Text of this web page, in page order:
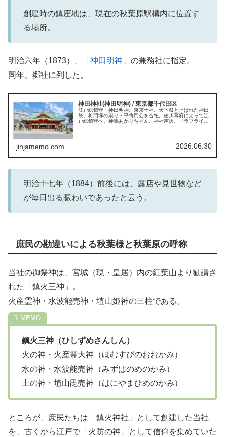
創建時の鎮座地は、現在の秋葉原駅構内に位置す
る場所。
明治六年（1873）、「 神田明神 」の兼務社に指定。
同年、郷社に列した。
神田神社(神田明神) / 東京都千代田区
江戸総鎮守・神田明神。東京十社。天下祭と呼ばれた神田
祭。将門塚の祟り・平将門公を合祀。徳川幕府によって江
戸総鎮守へ。神馬あかりちゃん。神社声援。『ラブライ
jinjamemo.com 2026.06.30
明治十七年（1884）前後には、露店や見世物など
が毎日出る賑わいであったと云う。
庶民の勘違いによる秋葉様と秋葉原の呼称
当社の御祭神は、宮城（現・皇居）内の紅葉山より勧請さ
れた「鎮火三神」。
火産霊神・水波能売神・埴山姫神の三柱である。
鎮火三神（ひしずめさんしん）
火の神・火産霊大神（ほむすびのおおかみ）
水の神・水波能売神（みずはのめのかみ）
土の神・埴山毘売神（はにやまひめのかみ）
ところが、庶民たちは「鎮火神社」として創建した当社
を、古くから江戸で「火防の神」として信仰を集めていた